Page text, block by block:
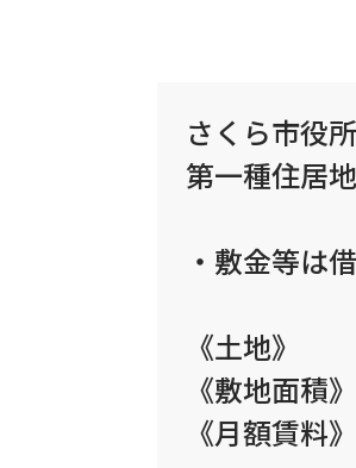
さくら市役
第一種住居
・敷金等は
《土地》
《敷地面積
《月額賃